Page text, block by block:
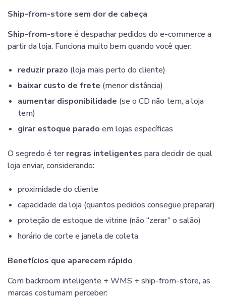
Ship-from-store sem dor de cabeça
Ship-from-store é despachar pedidos do e-commerce a
partir da loja. Funciona muito bem quando você quer:
reduzir prazo (loja mais perto do cliente)
baixar custo de frete (menor distância)
aumentar disponibilidade (se o CD não tem, a loja
tem)
girar estoque parado em lojas específicas
O segredo é terregras inteligentes para decidir de qual
loja enviar, considerando:
proximidade do cliente
capacidade da loja (quantos pedidos consegue preparar)
proteção de estoque de vitrine (não “zerar” o salão)
horário de corte e janela de coleta
Benefícios que aparecem rápido
Com backroom inteligente + WMS + ship-from-store, as
marcas costumam perceber: